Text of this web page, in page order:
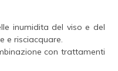
inumidita del viso e del
e risciacquare.
con trattamenti